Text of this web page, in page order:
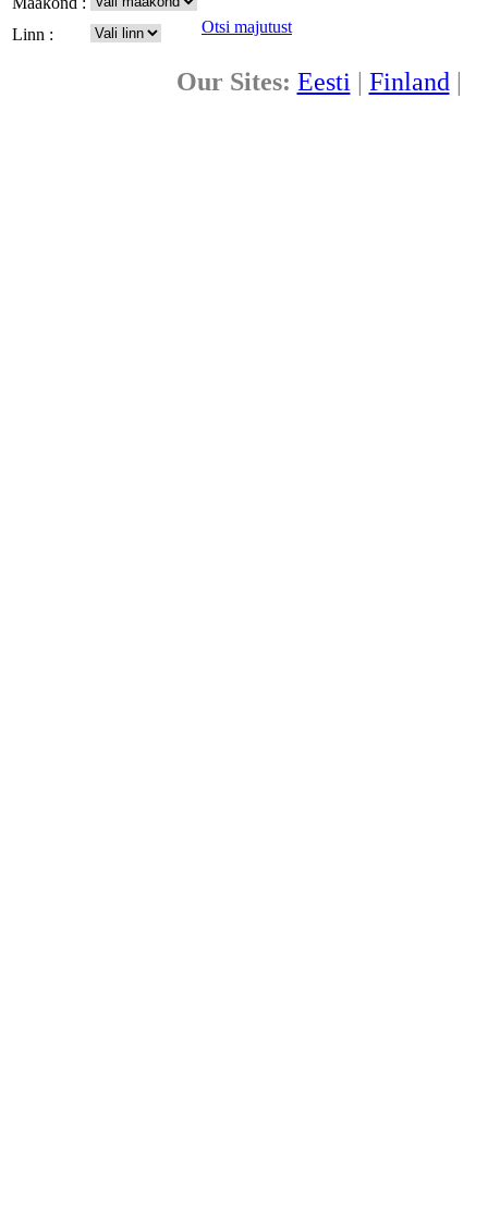
Linn :
Otsi majutust
Our Sites: Eesti | Finland |